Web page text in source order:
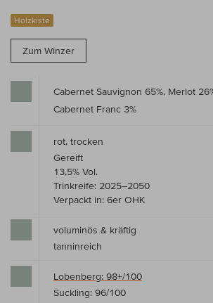
Holzkiste
Zum Winzer
Cabernet Sauvignon 65%, Merlot
Cabernet Franc 3%
rot, trocken
Gereift
13,5% Vol.
Trinkreife: 2025–2050
Verpackt in: 6er OHK
voluminös & kräftig
tanninreich
Lobenberg: 98+/100
Suckling: 96/100